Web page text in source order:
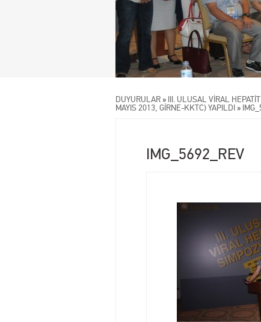
DUYURULAR » III. ULUSAL VİRAL
MAYIS 2013, GİRNE-KKTC) YAPILDI »
IMG_5692_REV